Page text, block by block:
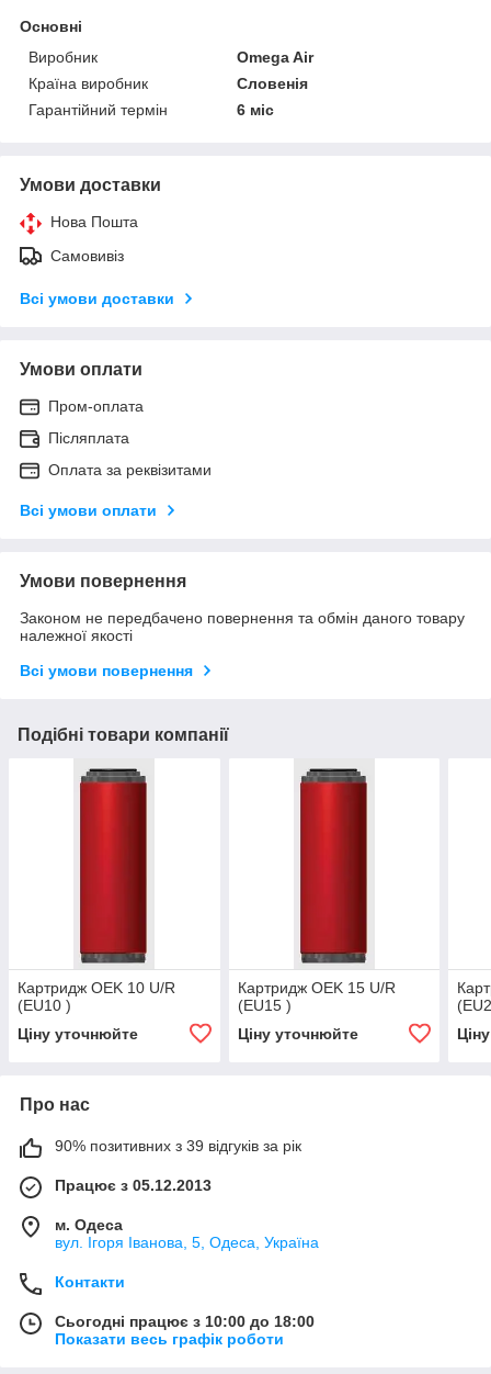
Основні
Виробник
Omega Air
Країна виробник
Словенія
Гарантійний термін
6 міс
Умови доставки
Нова Пошта
Самовивіз
Всі умови доставки
Умови оплати
Пром-оплата
Післяплата
Оплата за реквізитами
Всі умови оплати
Умови повернення
Законом не передбачено повернення та обмін даного товару
належної якості
Всі умови повернення
Подібні товари компанії
Картридж OEK 10 U/R
(EU10 )
Ціну уточнюйте
Картридж OEK 15 U/R
(EU15 )
Ціну уточнюйте
Про нас
90% позитивних з 39 відгуків за рік
Працює з 05.12.2013
м. Одеса
вул. Ігоря Іванова, 5, Одеса, Україна
Контакти
Сьогодні працює з 10:00 до 18:00
Показати весь графік роботи